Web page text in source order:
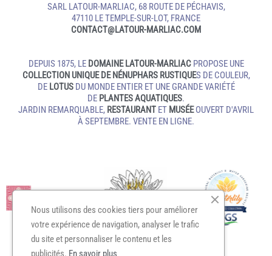
SARL LATOUR-MARLIAC, 68 ROUTE DE PÉCHAVIS,
47110 LE TEMPLE‑SUR‑LOT, FRANCE
CONTACT@LATOUR‑MARLIAC.COM
DEPUIS 1875, LE DOMAINE LATOUR-MARLIACPROPOSE UNE
COLLECTION UNIQUE DE NÉNUPHARS RUSTIQUES DE COULEUR,
DE LOTUSDU MONDE ENTIER ET UNE GRANDE VARIÉTÉ
DE PLANTES AQUATIQUES.
JARDIN REMARQUABLE, RESTAURANT ET MUSÉEOUVERT D'AVRIL
À SEPTEMBRE. VENTE EN LIGNE.
Nous utilisons des cookies tiers pour améliorer
votre expérience de navigation, analyser le trafic
du site et personnaliser le contenu et les
publicités. En savoir plus